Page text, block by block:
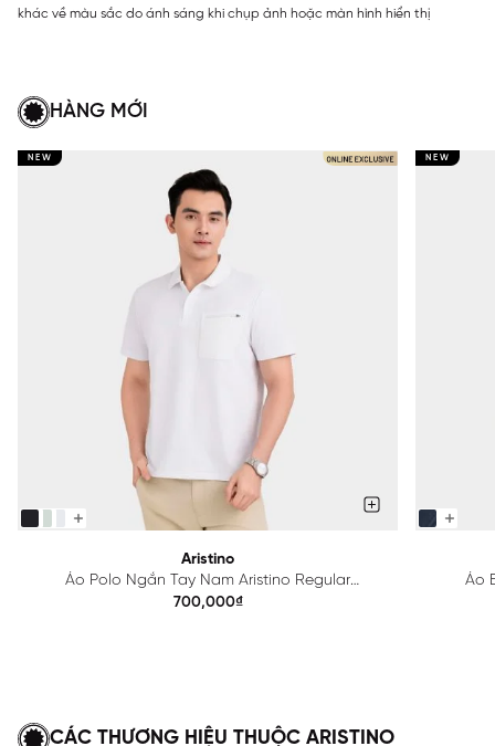
khác về màu sắc do ánh sáng khi chụp ảnh hoặc màn hình hiển thị
HÀNG MỚI
NEW
Aristino
Áo Polo Ngắn Tay Nam Aristino Regular
APS615EDP01
700,000₫
NEW
Áo
CÁC THƯƠNG HIỆU THUỘC ARISTINO